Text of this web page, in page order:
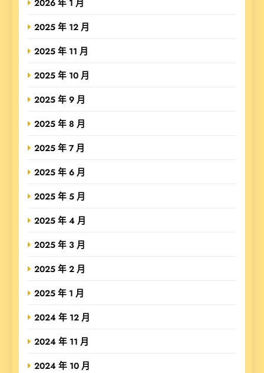
2026 年 1 月
2025 年 12 月
2025 年 11 月
2025 年 10 月
2025 年 9 月
2025 年 8 月
2025 年 7 月
2025 年 6 月
2025 年 5 月
2025 年 4 月
2025 年 3 月
2025 年 2 月
2025 年 1 月
2024 年 12 月
2024 年 11 月
2024 年 10 月